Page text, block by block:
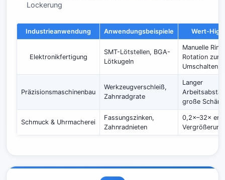
Lockerung
Industrieanwendung Anwendungsbeispiele Wert-
Elektronikfertigung
SMT-Lötstellen, BGA-
Lötkugeln
Manuelle
Rotation zum
Umschalten
Präzisionsmaschinenbau
Werkzeugverschleiß,
Zahnradgrate
Langer
große
Schmuck & Uhrmacherei
Fassungszinken,
Zahnradnieten
0,2×–32×